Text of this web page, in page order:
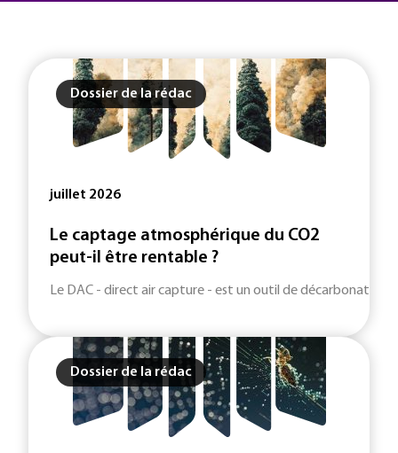
Dossier de la rédac
juillet 2026
Le captage atmosphérique du CO2
peut-il être rentable ?
Le DAC - direct air capture - est un outil de décarbonation
Dossier de la rédac